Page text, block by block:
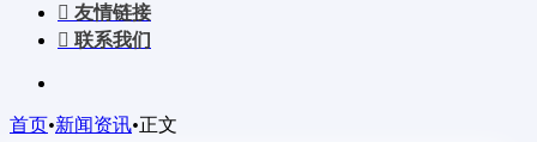
友情链接
联系我们
首页•新闻资讯•正文